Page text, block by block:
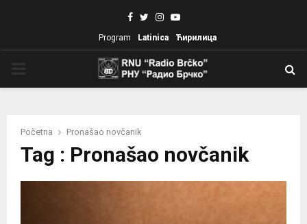
Facebook
TwitterInstagram
Youtube
Program Latinica Ћирилица
Početna Pronašao novčanik
Tag : Pronašao novčanik